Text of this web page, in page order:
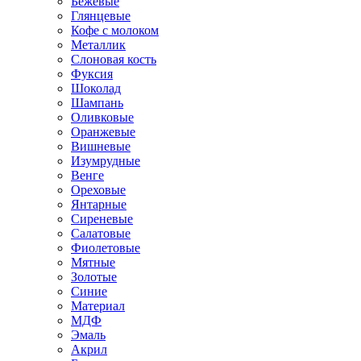
Глянцевые
Кофе с молоком
Металлик
Слоновая кость
Фуксия
Шоколад
Шампань
Оливковые
Оранжевые
Вишневые
Изумрудные
Венге
Ореховые
Янтарные
Сиреневые
Салатовые
Фиолетовые
Мятные
Золотые
Синие
Материал
МДФ
Эмаль
Акрил